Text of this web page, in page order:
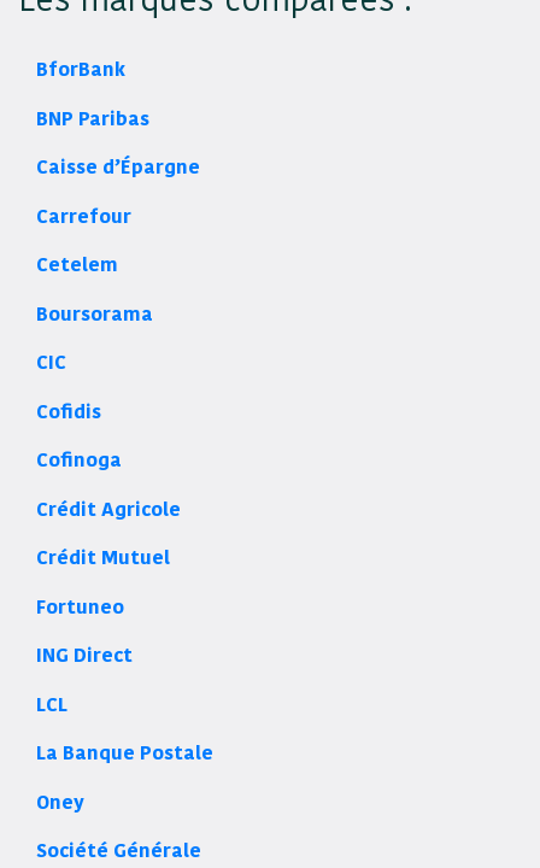
BforBank
BNP Paribas
Caisse d’Épargne
Carrefour
Cetelem
Boursorama
CIC
Cofidis
Cofinoga
Crédit Agricole
Crédit Mutuel
Fortuneo
ING Direct
LCL
La Banque Postale
Oney
Société Générale